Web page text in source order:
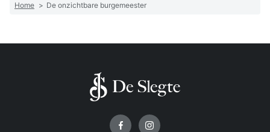
Home > De onzichtbare burgemeester